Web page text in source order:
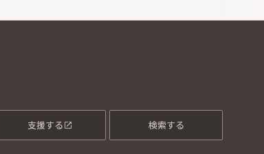
支援する 検索する